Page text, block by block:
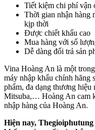
Tiết kiệm chi phí vận
Thời gian nhận hàng
kịp thời
Được chiết khấu cao
Mua hàng với số
Dễ dàng đổi trả sản
Vina Hoàng An là một
máy nhập khẩu chính hãng
phẩm, đa dạng thương
Mitsuba,… Hoàng An cam
nhập hàng của Hoàng An.
Hiện nay,